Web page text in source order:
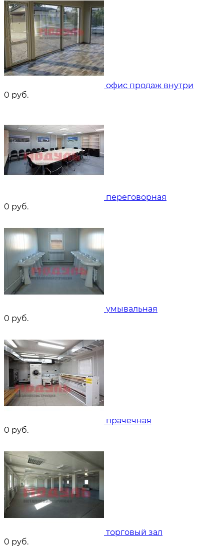
офис продаж внутри
0 руб.
переговорная
0 руб.
умывальная
0 руб.
прачечная
0 руб.
торговый зал
0 руб.